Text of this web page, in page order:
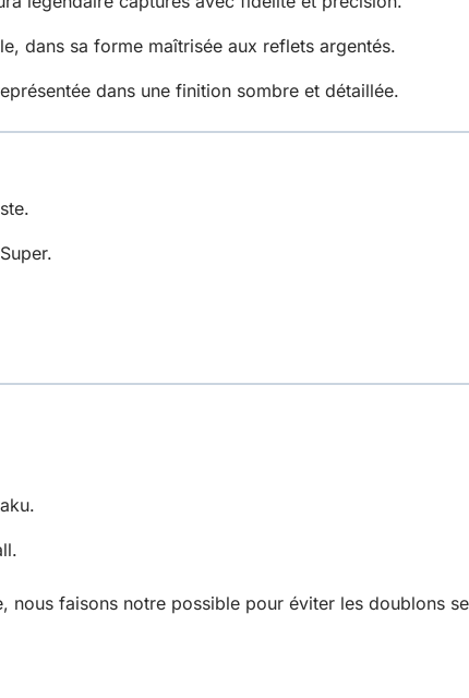
dans sa forme maîtrisée aux reflets argentés.
dans une finition sombre et détaillée.
nous faisons notre possible pour éviter les doublons